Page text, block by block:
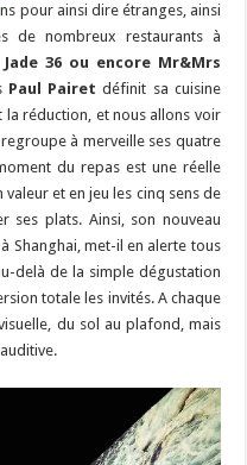
pour ainsi dire étranges, ainsi
de nombreux restaurants à
36 ou encore Mr&Mrs
Paul Pairet définit sa cuisine
la réduction, et nous allons voir
à merveille ses quatre
du repas est une réelle
et en jeu les cinq sens de
ses plats. Ainsi, son nouveau
Shanghai, met-il en alerte tous
delà de la simple dégustation
totale les invités. A chaque
du sol au plafond, mais